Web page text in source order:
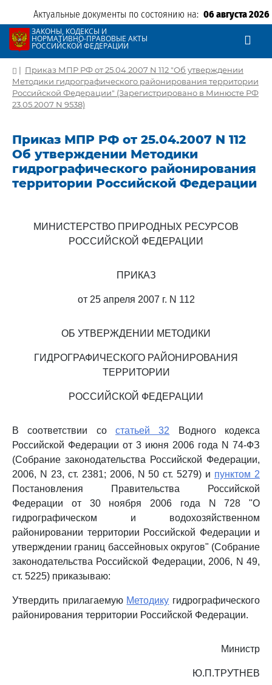
Актуальные документы по состоянию на: 06 августа 2026
ЗАКОНЫ, КОДЕКСЫ И
НОРМАТИВНО-ПРАВОВЫЕ АКТЫ
РОССИЙСКОЙ ФЕДЕРАЦИИ
| Приказ МПР РФ от 25.04.2007 N 112 "Об утверждении
Методики гидрографического районирования территории
Российской Федерации" (Зарегистрировано в Минюсте РФ
23.05.2007 N 9538)
Приказ МПР РФ от 25.04.2007 N 112
Об утверждении Методики
гидрографического районирования
территории Российской Федерации
МИНИСТЕРСТВО ПРИРОДНЫХ РЕСУРСОВ
РОССИЙСКОЙ ФЕДЕРАЦИИ
ПРИКАЗ
от 25 апреля 2007 г. N 112
ОБ УТВЕРЖДЕНИИ МЕТОДИКИ
ГИДРОГРАФИЧЕСКОГО РАЙОНИРОВАНИЯ
ТЕРРИТОРИИ
РОССИЙСКОЙ ФЕДЕРАЦИИ
В соответствии со статьей 32 Водного кодекса
Российской Федерации от 3 июня 2006 года N 74-ФЗ
(Собрание законодательства Российской Федерации,
2006, N 23, ст. 2381; 2006, N 50 ст. 5279) и пунктом 2
Постановления Правительства Российской
Федерации от 30 ноября 2006 года N 728 "О
гидрографическом и водохозяйственном
районировании территории Российской Федерации и
утверждении границ бассейновых округов" (Собрание
законодательства Российской Федерации, 2006, N 49,
ст. 5225) приказываю:
Утвердить прилагаемую Методику гидрографического
районирования территории Российской Федерации.
Министр
Ю.П.ТРУТНЕВ